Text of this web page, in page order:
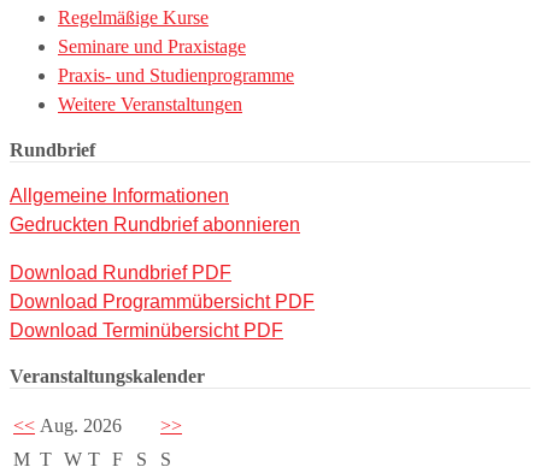
Regelmäßige Kurse
Seminare und Praxistage
Praxis- und Studienprogramme
Weitere Veranstaltungen
Rundbrief
Allgemeine Informationen
Gedruckten Rundbrief abonnieren
Download Rundbrief PDF
Download Programmübersicht PDF
Download Terminübersicht PDF
Veranstaltungskalender
<< Aug. 2026
>>
M T W T F S S